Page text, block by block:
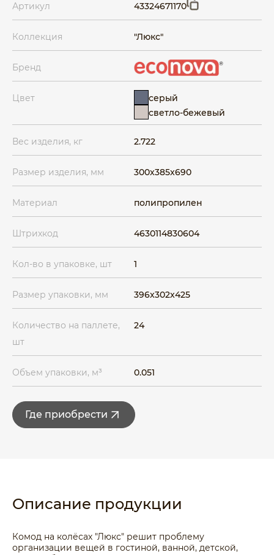
Артикул 43324671170
Коллекция "Люкс"
Бренд
Цвет
серый
светло-бежевый
Вес изделия, кг 2.722
Размер изделия, мм 300x385x690
Материал полипропилен
Штрихкод 4630114830604
Кол-во в упаковке, шт 1
Размер упаковки, мм 396x302x425
Количество на паллете,
шт
24
Объем упаковки, м³ 0.051
Где приобрести
Описание продукции
Комод на колёсах "Люкс" решит проблему
организации вещей в гостиной, ванной, детской,